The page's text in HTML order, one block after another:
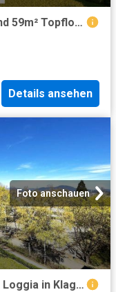
URBAN ROOTS – 3 Zimmer auf rund 59m² Topfloor mit Südterrasse
Details ansehen
Foto anschauen
Attraktive 3 Zimmer Wohnung mit Loggia in Klagenfurt am Wörthersee